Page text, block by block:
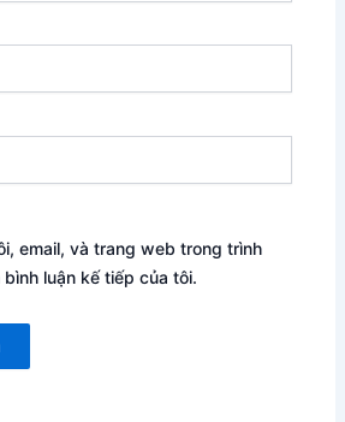
email, và trang web trong trình
luận kế tiếp của tôi.